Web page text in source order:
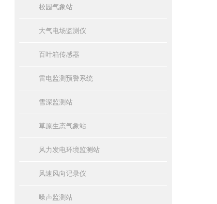
校园气象站
大气电场监测仪
百叶箱传感器
雷电监测预警系统
雪深监测站
草原生态气象站
风力发电环境监测站
风速风向记录仪
噪声监测站